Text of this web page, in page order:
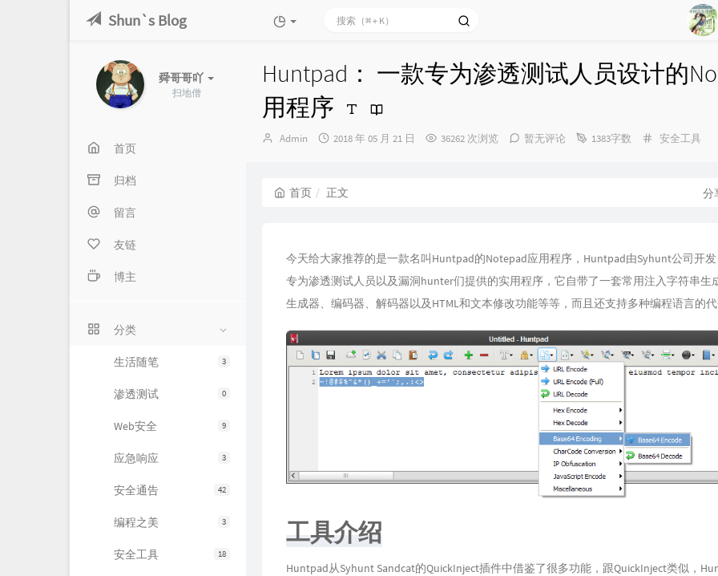
Shun`s Blog 43
50
舜哥哥吖
扫地僧
首页
归档
留言
友链
博主
分类
3
生活随笔
0
渗透测试
9
Web安全
3
应急响应
42
安全通告
3
编程之美
18
安全工具
Huntpad： 一款专为渗透测试人员设计的
用程序
博
Admin
发
2018 年 05 月 21 日 36262 次浏览 暂无评论 1383字数
分
安全工具
首页 正文 分
今天给大家推荐的是一款名叫Huntpad的Notepad应用程序，Huntpad由Syhunt公司开
专为渗透测试人员以及漏洞hunter们提供的实用程序，它自带了一套常用注入字符串生
生成器、编码器、解码器以及HTML和文本修改功能等等，而且还支持多种编程语言的
工具介绍
Huntpad从Syhunt Sandcat的QuickInject插件中借鉴了很多功能，跟QuickInject类似，